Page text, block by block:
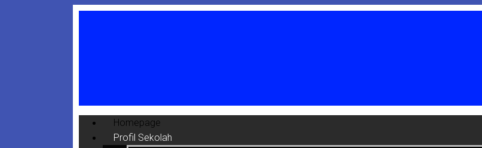
Homepage
Profil Sekolah